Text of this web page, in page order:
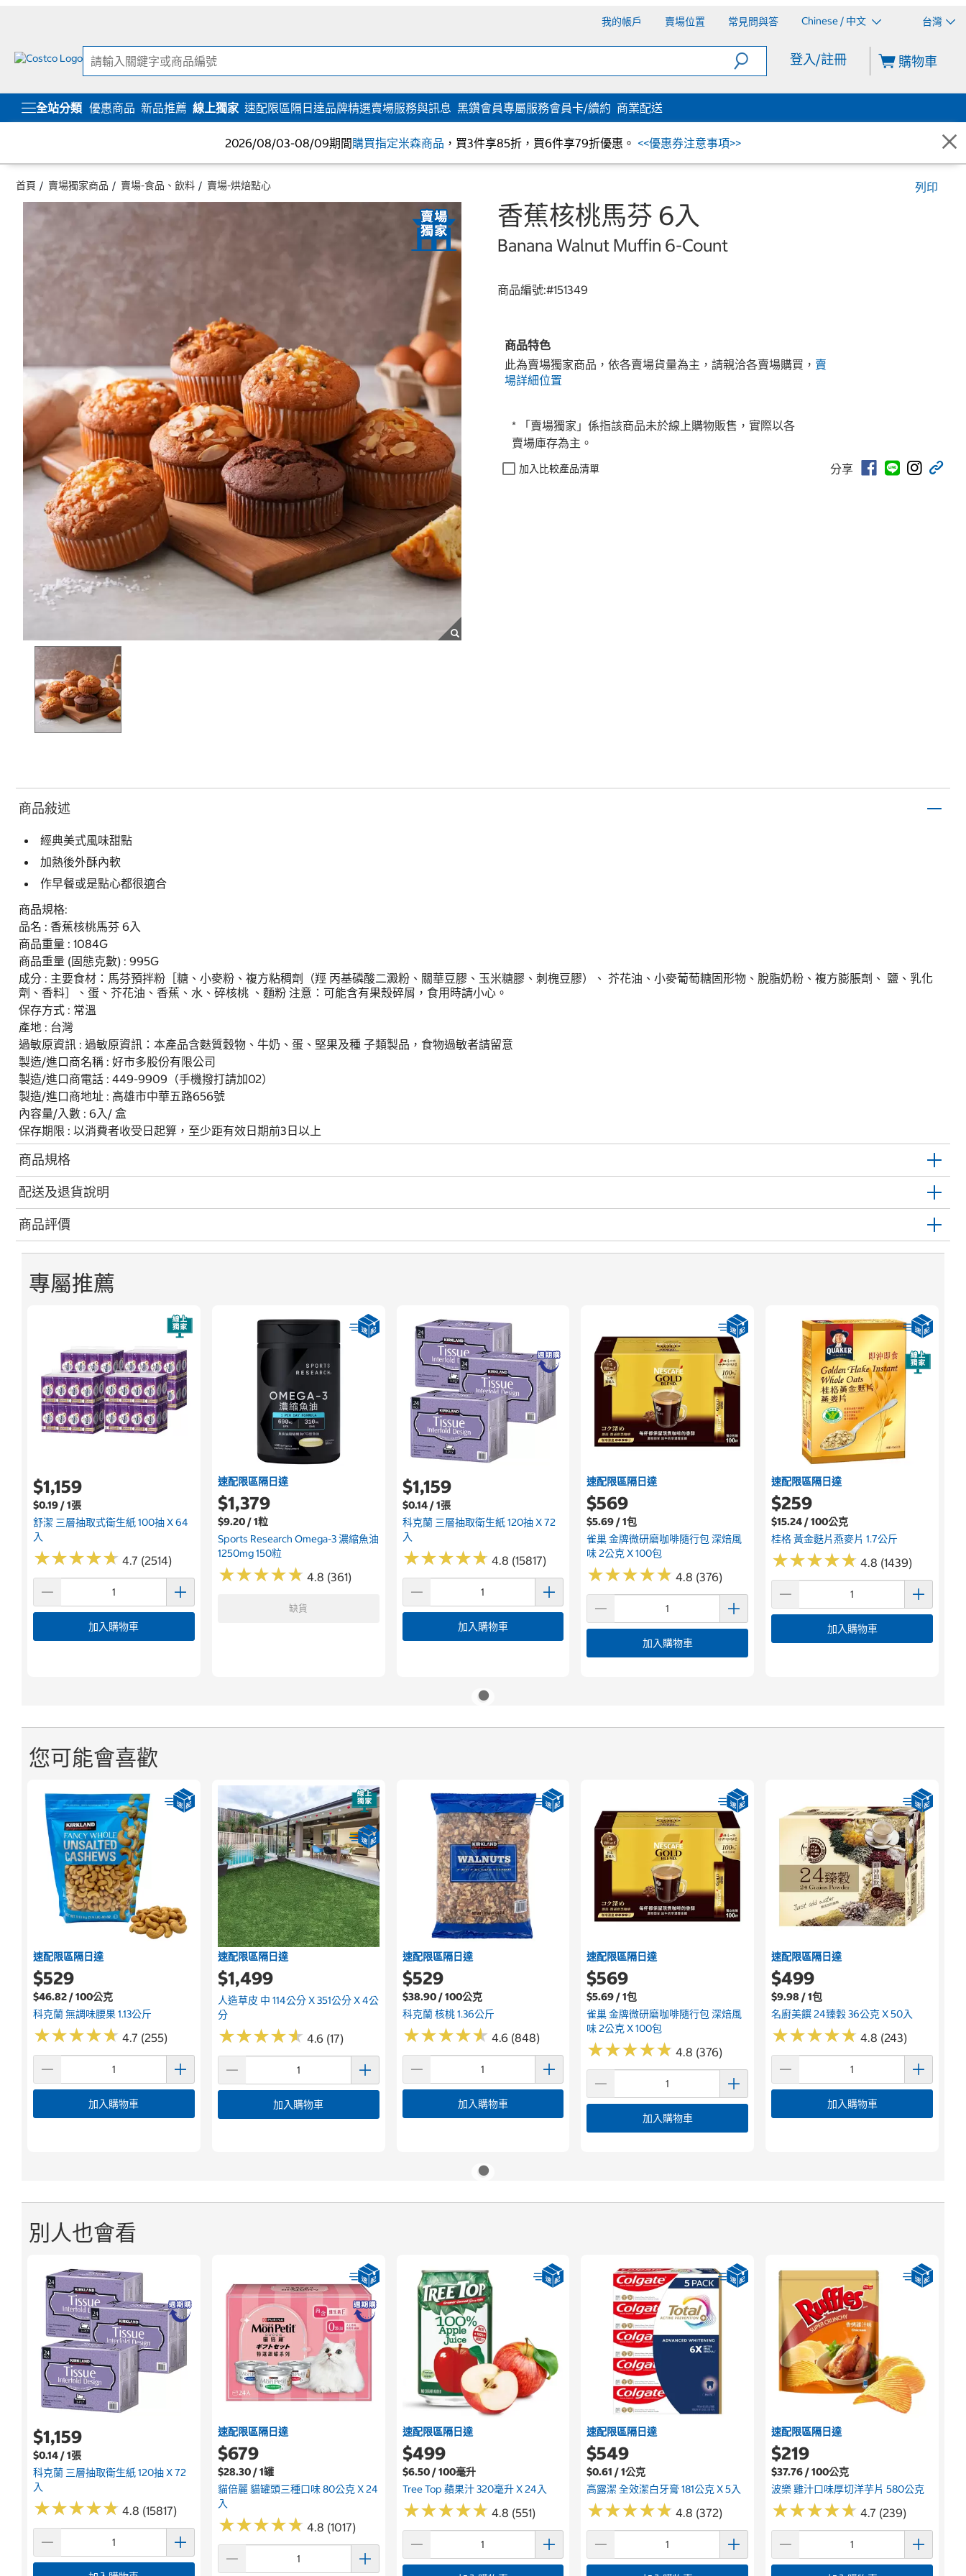
我的帳戶 賣場位置 常見問與答 Chinese / 中文 台灣
登入/註冊 購物車
全站分類 優惠商品 新品推薦 線上獨家 速配限區隔日達品牌精選賣場服務與訊息 黑鑽會員專屬服務會員卡/續約 商業配送
2026/08/03-08/09期間購買指定米森商品 ，買3件享85折，買6件享79折優惠。 <<優惠券注意事項>>
首頁 賣場獨家商品 賣場-食品、飲料 賣場-烘焙點心 列印
香蕉核桃馬芬 6入
Banana Walnut Muffin 6-Count
商品編號:#151349
商品特色
此為賣場獨家商品，依各賣場貨量為主，請親洽各賣場購買， 賣
場詳細位置
* 「賣場獨家」係指該商品未於線上購物販售，實際以各
賣場庫存為主。
加入比較產品清單 分享
商品敍述
經典美式風味甜點
加熱後外酥內軟
作早餐或是點心都很適合
商品規格:
品名 : 香蕉核桃馬芬 6入
商品重量 : 1084G
商品重量 (固態克數) : 995G
成分 : 主要食材：馬芬預拌粉［糖、小麥粉、複方粘稠劑（羥 丙基磷酸二澱粉、關華豆膠、玉米糖膠、刺槐豆膠）、 芥花油、小麥葡萄糖固形物、脫脂奶粉、複方膨脹劑、 鹽、乳化
劑、香料］、蛋、芥花油、香蕉、水、碎核桃 、麵粉 注意：可能含有果殼碎屑，食用時請小心。
保存方式 : 常溫
產地 : 台灣
過敏原資訊 : 過敏原資訊：本產品含麩質穀物、牛奶、蛋、堅果及種 子類製品，食物過敏者請留意
製造/進口商名稱 : 好市多股份有限公司
製造/進口商電話 : 449-9909（手機撥打請加02）
製造/進口商地址 : 高雄市中華五路656號
內容量/入數 : 6入/ 盒
保存期限 : 以消費者收受日起算，至少距有效日期前3日以上
商品規格
配送及退貨說明
商品評價
專屬推薦
$1,159
$0.19 / 1張
舒潔 三層抽取式衛生紙 100抽 X 64
入
★★★★★
★★★★★ 4.7 (2514)
加入購物車
速配限區隔日達
$1,379
$9.20 / 1粒
Sports Research Omega-3 濃縮魚油
1250mg 150粒
★★★★★
★★★★★ 4.8 (361)
缺貨
$1,159
$0.14 / 1張
科克蘭 三層抽取衛生紙 120抽 X 72
入
★★★★★
★★★★★ 4.8 (15817)
加入購物車
速配限區隔日達
$569
$5.69 / 1包
雀巢 金牌微研磨咖啡隨行包 深焙風
味 2公克 X 100包
★★★★★
★★★★★ 4.8 (376)
加入購物車
速配限區隔日達
$259
$15.24 / 100公克
桂格 黃金麩片燕麥片 1.7公斤
★★★★★
★★★★★ 4.8 (1439)
加入購物車
您可能會喜歡
速配限區隔日達
$529
$46.82 / 100公克
科克蘭 無調味腰果 1.13公斤
★★★★★
★★★★★ 4.7 (255)
加入購物車
速配限區隔日達
$1,499
人造草皮 中 114公分 X 351公分 X 4公
分
★★★★★
★★★★★ 4.6 (17)
加入購物車
速配限區隔日達
$529
$38.90 / 100公克
科克蘭 核桃 1.36公斤
★★★★★
★★★★★ 4.6 (848)
加入購物車
速配限區隔日達
$569
$5.69 / 1包
雀巢 金牌微研磨咖啡隨行包 深焙風
味 2公克 X 100包
★★★★★
★★★★★ 4.8 (376)
加入購物車
速配限區隔日達
$499
$9.98 / 1包
名廚美饌 24臻穀 36公克 X 50入
★★★★★
★★★★★ 4.8 (243)
加入購物車
別人也會看
$1,159
$0.14 / 1張
科克蘭 三層抽取衛生紙 120抽 X 72
入
★★★★★
★★★★★ 4.8 (15817)
速配限區隔日達
$679
$28.30 / 1罐
貓倍麗 貓罐頭三種口味 80公克 X 24
入
★★★★★
★★★★★ 4.8 (1017)
速配限區隔日達
$499
$6.50 / 100毫升
Tree Top 蘋果汁 320毫升 X 24入
★★★★★
★★★★★ 4.8 (551)
速配限區隔日達
$549
$0.61 / 1公克
高露潔 全效潔白牙膏 181公克 X 5入
★★★★★
★★★★★ 4.8 (372)
速配限區隔日達
$219
$37.76 / 100公克
波樂 雞汁口味厚切洋芋片 580公克
★★★★★
★★★★★ 4.7 (239)